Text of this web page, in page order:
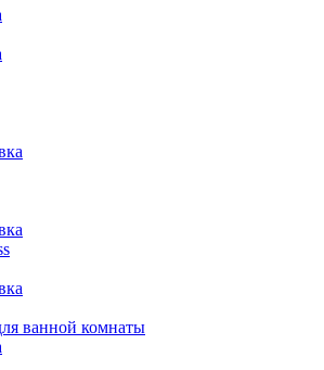
ванной комнаты